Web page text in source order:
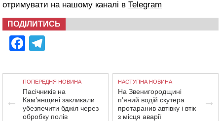
отримувати на нашому каналі в Telegram
ПОДІЛИТИСЬ
Facebook
ПОПЕРЕДНЯ НОВИНА
Пасічників на
Кам’янщині закликали
убезпечити бджіл через
обробку полів
НАСТУПНА НОВИНА
На Звенигородщині
п’яний водій скутера
протаранив автівку і втік
з місця аварії